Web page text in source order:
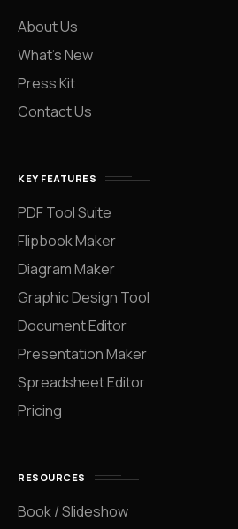
About Us
What’s New
Press Kit
Contact Us
KEY FEATURES
PDF Tool Suite
Flipbook Maker
Diagram Maker
Graphic Design Tool
Document Editor
Presentation Maker
Spreadsheet Editor
Pricing
RESOURCES
Book / Slideshow